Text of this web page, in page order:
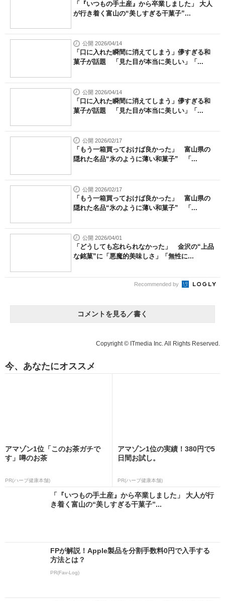
「『いつもの手土産』から卒業しました」 大人
が行き着く富山の“美しすぎる干菓子”...
公開 2026/04/14
「口に入れた瞬間に消えてしまう」儚すぎる和
菓子が話題 「見た目が本当に美しい」「...
公開 2026/04/14
「口に入れた瞬間に消えてしまう」儚すぎる和
菓子が話題 「見た目が本当に美しい」「...
公開 2026/02/17
「もう一箱買っておけば良かった」 富山県の
隠れた名品“氷のように薄い和菓子” 「...
公開 2026/02/17
「もう一箱買っておけば良かった」 富山県の
隠れた名品“氷のように薄い和菓子” 「...
公開 2026/04/01
「どうしても忘れられなかった」 金沢の“上品
な銘菓”に「悪魔的美味しさ」「無性に...
Recommended by
コメントを見る／書く
Copyright © ITmedia Inc. All Rights Reserved.
今、あなたにオススメ
アマゾン1位「このお茶ガチで
す」噂のお茶
PR(ハーブ健康本舗)
アマゾン1位の実績！380円で5
日間お試し。
PR(ハーブ健康本舗)
「『いつもの手土産』から卒業しました」 大人が行
き着く富山の“美しすぎる干菓子”...
FPが解説！Apple製品を分割手数料0円で入手する
方法とは？
PR(Fav-Log)